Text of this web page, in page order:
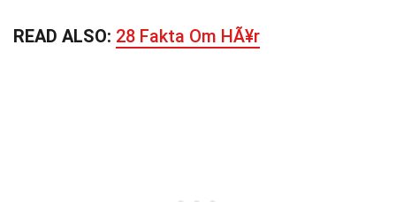
READ ALSO: 28 Fakta Om HÃ¥r